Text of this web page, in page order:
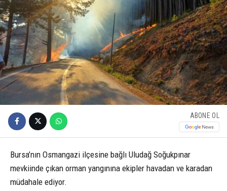
ABONE OL
Bursa’nın Osmangazi ilçesine bağlı Uludağ Soğukpınar
mevkiinde çıkan orman yangınına ekipler havadan ve karadan
müdahale ediyor.